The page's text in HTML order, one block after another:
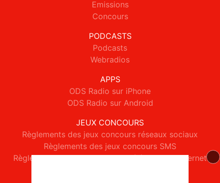
Emissions
Concours
PODCASTS
Podcasts
Webradios
APPS
ODS Radio sur iPhone
ODS Radio sur Android
JEUX CONCOURS
Règlements des jeux concours réseaux sociaux
Règlements des jeux concours SMS
Règlements des jeux concours téléphone et internet